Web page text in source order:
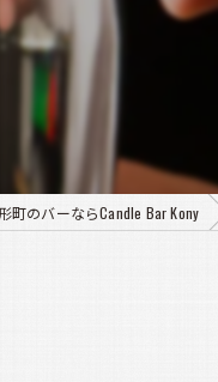
町のバーならCandle Bar Kony